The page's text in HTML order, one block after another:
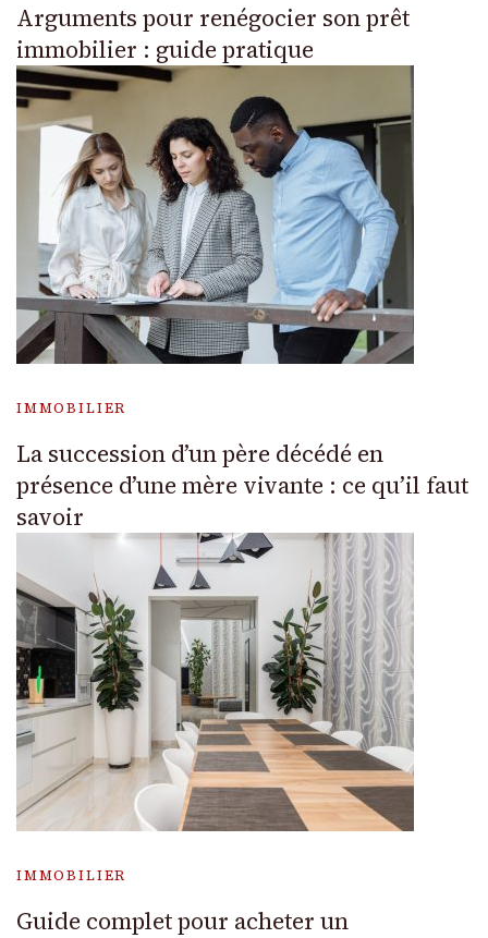
Arguments pour renégocier son prêt
immobilier : guide pratique
IMMOBILIER
La succession d’un père décédé en
présence d’une mère vivante : ce qu’il faut
savoir
IMMOBILIER
Guide complet pour acheter un